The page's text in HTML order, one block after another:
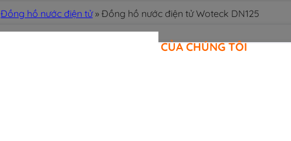
Đồng hồ nước điện tử» Đồng hồ nước điện tử Woteck DN125
CAM KẾT CỦA CHÚNG TÔI